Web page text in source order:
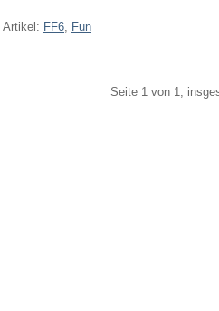
Artikel: FF6, Fun
Seite 1 von 1,